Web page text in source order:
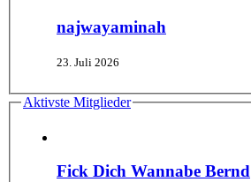
najwayaminah
23. Juli 2026
Aktivste Mitglieder
Fick Dich Wannabe Bernd